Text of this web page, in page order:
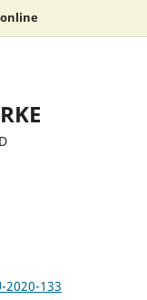
133